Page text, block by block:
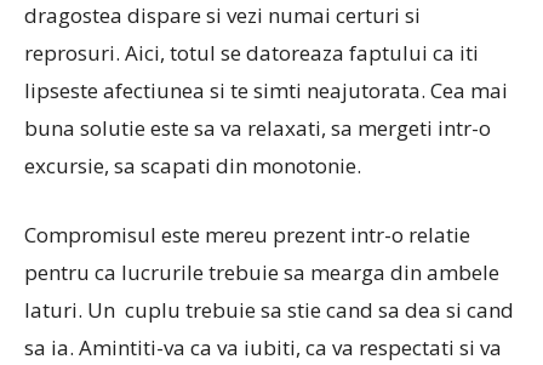
dragostea dispare si vezi numai certuri si
reprosuri. Aici, totul se datoreaza faptului ca iti
lipseste afectiunea si te simti neajutorata. Cea mai
buna solutie este sa va relaxati, sa mergeti intr-o
excursie, sa scapati din monotonie.
Compromisul este mereu prezent intr-o relatie
pentru ca lucrurile trebuie sa mearga din ambele
laturi. Un cuplu trebuie sa stie cand sa dea si cand
sa ia. Amintiti-va ca va iubiti, ca va respectati si va